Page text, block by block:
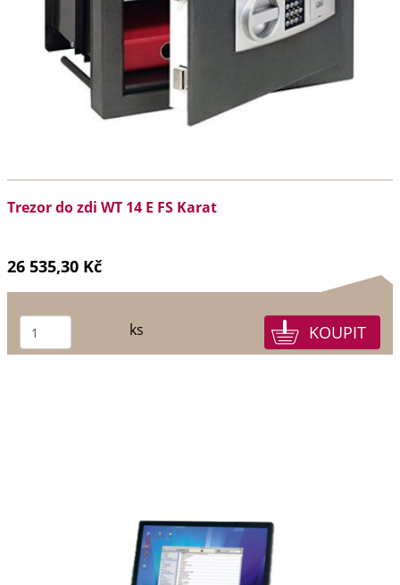
Trezor do zdi WT 14 E FS Karat
26 535,30 Kč
ks